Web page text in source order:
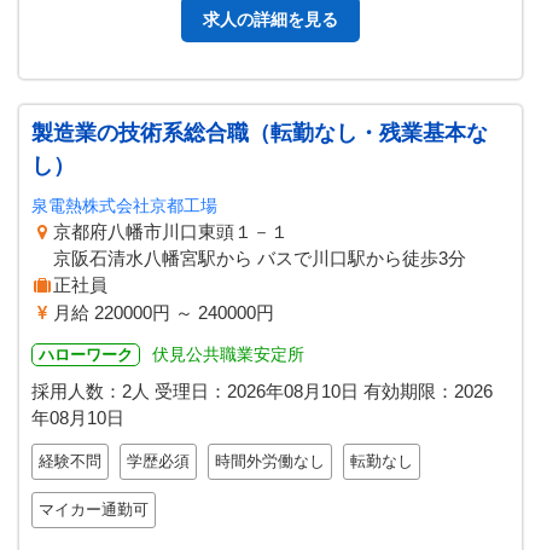
求人の詳細を見る
製造業の技術系総合職（転勤なし・残業基本な
し）
泉電熱株式会社京都工場
京都府八幡市川口東頭１－１
京阪石清水八幡宮駅から バスで川口駅から徒歩3分
正社員
月給 220000円 ～ 240000円
ハローワーク 伏見公共職業安定所
採用人数：2人 受理日： 2026年08月10日 有効期限： 2026
年08月10日
経験不問 学歴必須 時間外労働なし 転勤なし
マイカー通勤可